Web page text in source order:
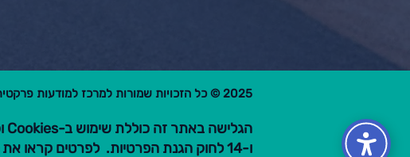
2025 © כל הזכויות שמורות למרכז למודעות פרקטית בע"מ.
ו-14 לחוק הגנת הפרטיות. לפרטים קראו את